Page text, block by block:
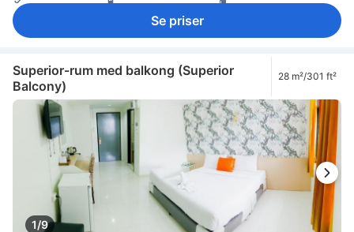
balkong/terrass
Fönster som kan öppnas skrivbord
Se priser
Superior-rum med balkong (Superior
Balcony)
28 m²/301 ft²
1/9